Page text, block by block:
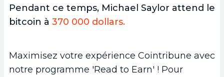
Pendant ce temps, Michael Saylor attend le
bitcoin à 370 000 dollars.
Maximisez votre expérience Cointribune avec
notre programme 'Read to Earn' ! Pour